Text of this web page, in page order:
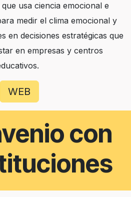
usa ciencia emocional e
medir el clima emocional y
en decisiones estratégicas que
en empresas y centros
WEB
con